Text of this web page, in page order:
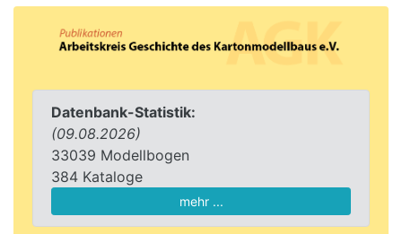
Datenbank-Statistik:
(09.08.2026)
33039 Modellbogen
384 Kataloge
mehr ...